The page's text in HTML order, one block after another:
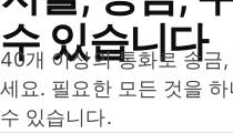
수 있습니다
40개 이상의 통화로 송금
세요. 필요한 모든 것을
수 있습니다.